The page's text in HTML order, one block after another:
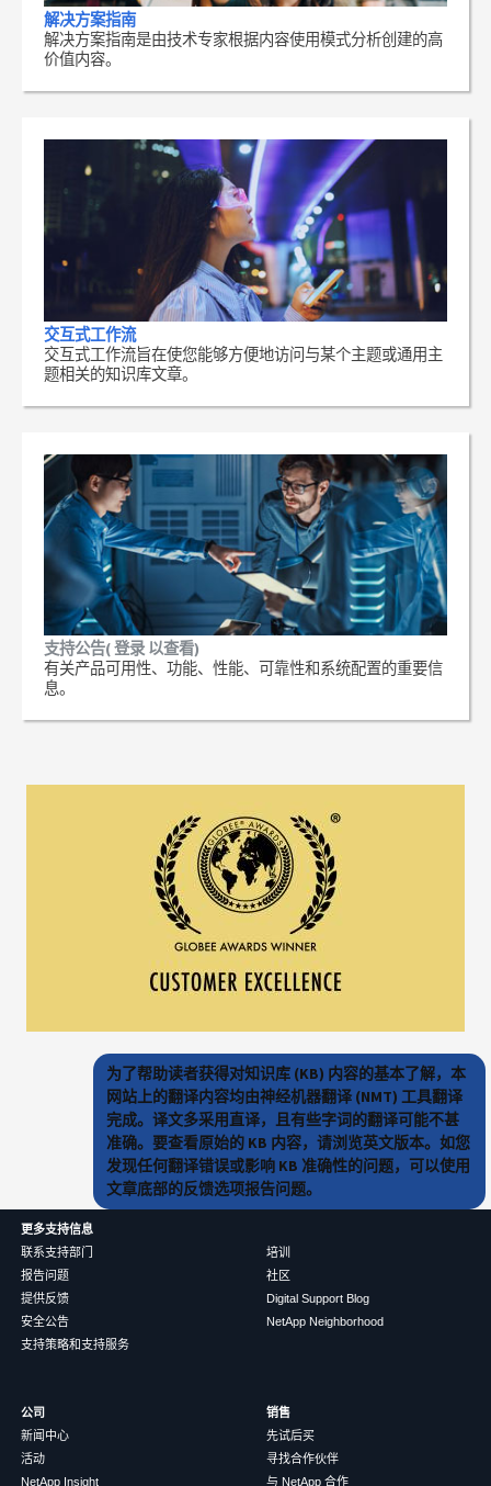
解决方案指南
解决方案指南是由技术专家根据内容使用模式分析创建的高
价值内容。
交互式工作流
交互式工作流旨在使您能够方便地访问与某个主题或通用主
题相关的知识库文章。
支持公告( 登录 以查看)
有关产品可用性、功能、性能、可靠性和系统配置的重要信
息。
为了帮助读者获得对知识库 (KB) 内容的基本了解，本
网站上的翻译内容均由神经机器翻译 (NMT) 工具翻译
完成。译文多采用直译，且有些字词的翻译可能不甚
准确。要查看原始的 KB 内容，请浏览英文版本。如您
发现任何翻译错误或影响 KB 准确性的问题，可以使用
文章底部的反馈选项报告问题。
更多支持信息
联系支持部门
报告问题
提供反馈
安全公告
支持策略和支持服务
培训
社区
Digital Support Blog
NetApp Neighborhood
公司
新闻中心
活动
NetApp Insight
销售
先试后买
寻找合作伙伴
与 NetApp 合作